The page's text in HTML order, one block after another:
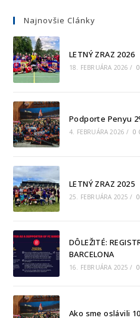
Najnovšie Clánky
LETNÝ ZRAZ 2026
18. FEBRUÁRA 2026 /
Podporte Penyu
4. FEBRUÁRA 2026 / 0
LETNÝ ZRAZ 2025
25. FEBRUÁRA 2025 /
DÔLEŽITÉ:
BARCELONA
16. FEBRUÁRA 2025 /
Ako sme oslávili